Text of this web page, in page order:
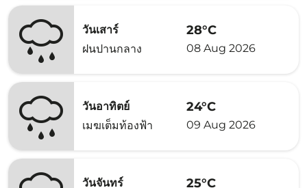
วันเสาร์
ฝนปานกลาง
28°C
08 Aug 2026
วันอาทิตย์
เมฆเต็มท้องฟ้า
24°C
09 Aug 2026
วันจันทร์
25°C